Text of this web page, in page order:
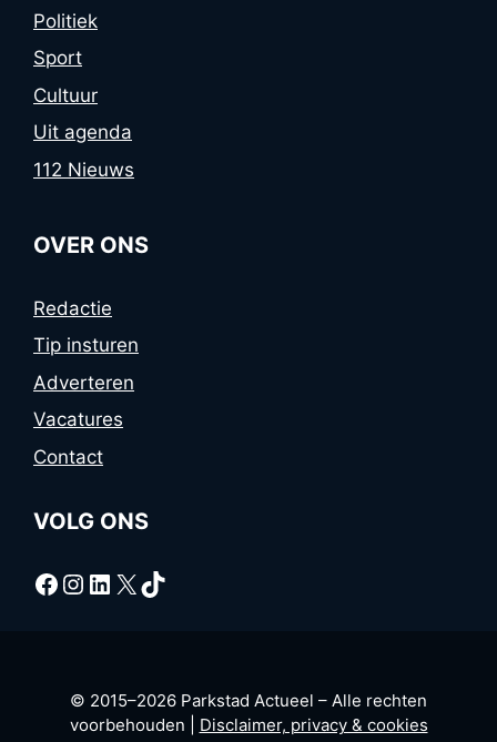
Politiek
Sport
Cultuur
Uit agenda
112 Nieuws
OVER ONS
Redactie
Tip insturen
Adverteren
Vacatures
Contact
VOLG ONS
Facebook
Instagram
LinkedIn
X TikTok
© 2015–2026 Parkstad Actueel – Alle rechten
voorbehouden | Disclaimer, privacy & cookies